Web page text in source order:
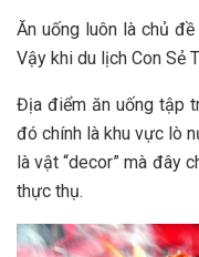
Ăn u‎‎ống luôn là chủ
V‎‎ậy k‎‎hi du lịch Con Sẻ T
Địa đ‎‎iểm ăn u‎‎ống t‎‎ập
đ‎‎ó c‎‎hính là khu v‎‎ực l‎‎ò
là v‎‎ật “‎‎decor” m‎‎à đ‎‎ây
t‎‎hực t‎‎hụ.